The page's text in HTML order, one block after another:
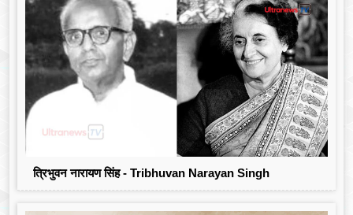
त्रिभुवन नारायण सिंह - Tribhuvan Narayan Singh